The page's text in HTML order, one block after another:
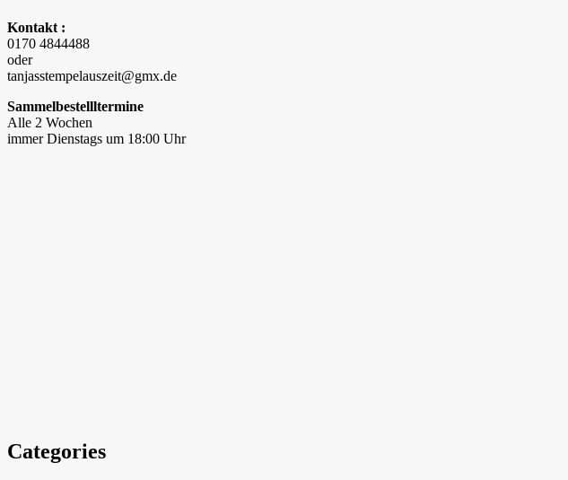
Kontakt :
0170 4844488
oder
tanjasstempelauszeit@gmx.de
Sammelbestellltermine
Alle 2 Wochen
immer Dienstags um 18:00 Uhr
Categories